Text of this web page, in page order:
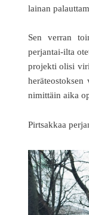
lainan
Sen verran
perjantai-ilta
projekti olisi
nimittäin aika
Pirtsakkaa